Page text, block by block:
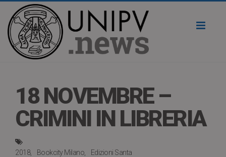
18 NOVEMBRE –
CRIMINI IN LIBRERIA
2018 Bookcity Milano
Edizioni Santa